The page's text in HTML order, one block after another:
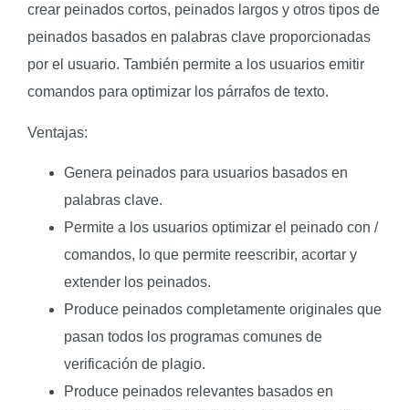
crear peinados cortos, peinados largos y otros tipos de
peinados basados en palabras clave proporcionadas
por el usuario. También permite a los usuarios emitir
comandos para optimizar los párrafos de texto.
Ventajas:
Genera peinados para usuarios basados en
palabras clave.
Permite a los usuarios optimizar el peinado con /
comandos, lo que permite reescribir, acortar y
extender los peinados.
Produce peinados completamente originales que
pasan todos los programas comunes de
verificación de plagio.
Produce peinados relevantes basados en